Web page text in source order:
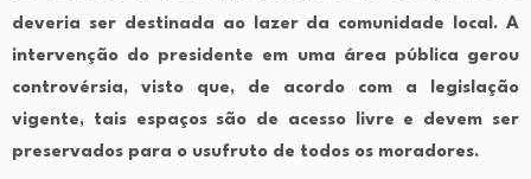
deveria ser destinada ao lazer da comunidade local. A
intervenção do presidente em uma área pública gerou
controvérsia, visto que, de acordo com a legislação
vigente, tais espaços são de acesso livre e devem ser
preservados para o usufruto de todos os moradores.